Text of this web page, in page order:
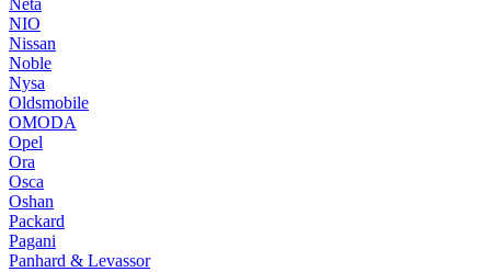
NIO
Nissan
Noble
Nysa
Oldsmobile
OMODA
Opel
Ora
Osca
Oshan
Packard
Pagani
Panhard & Levassor